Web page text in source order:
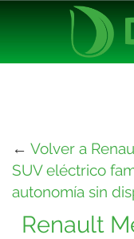
← Volver a
SUV eléctrico
autonomía sin
Renault